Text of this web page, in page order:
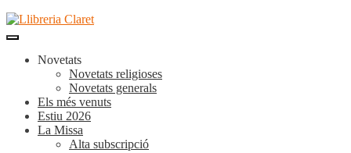
Novetats
Novetats religioses
Novetats generals
Els més venuts
Estiu 2026
La Missa
Alta subscripció